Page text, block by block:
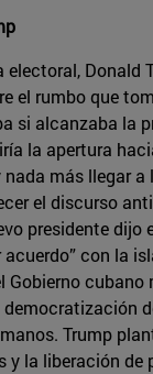
electoral, Donald
el rumbo que
si alcanzaba la
la apertura
más llegar a
el discurso
presidente dijo
con la
Gobierno cubano
Trump
y la liberación de